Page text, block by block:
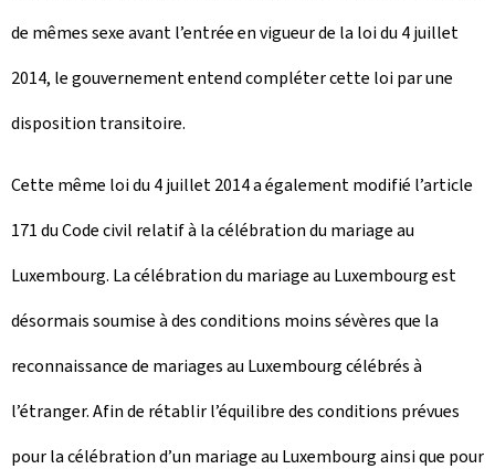
de mêmes sexe avant l’entrée en vigueur de la loi du 4 juillet
2014, le gouvernement entend compléter cette loi par une
disposition transitoire.
Cette même loi du 4 juillet 2014 a également modifié l’article
171 du Code civil relatif à la célébration du mariage au
Luxembourg. La célébration du mariage au Luxembourg est
désormais soumise à des conditions moins sévères que la
reconnaissance de mariages au Luxembourg célébrés à
l’étranger. Afin de rétablir l’équilibre des conditions prévues
pour la célébration d’un mariage au Luxembourg ainsi que pour